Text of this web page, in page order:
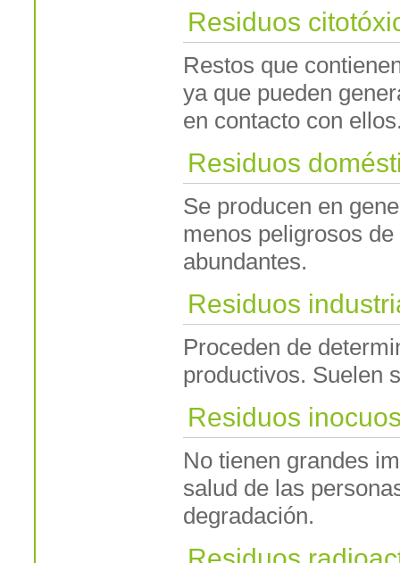
Residuos
Restos que
ya que pueden
en contacto con
Residuos
Se producen en
menos peligrosos
abundantes.
Residuos
Proceden de
productivos. Suelen
Residuos
No tienen grandes
salud de las
degradación.